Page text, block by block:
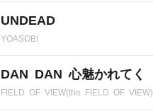
UNDEAD
YOASOBI
DAN DAN 心魅かれてく
FIELD OF VIEW(the FIELD OF VIEW)